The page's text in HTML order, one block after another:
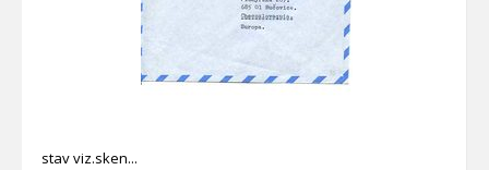
stav viz.sken